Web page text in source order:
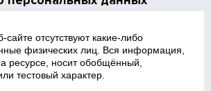
отсутствуют какие‑либо
физических лиц. Вся информация,
ресурсе, носит обобщённый,
тестовый характер.